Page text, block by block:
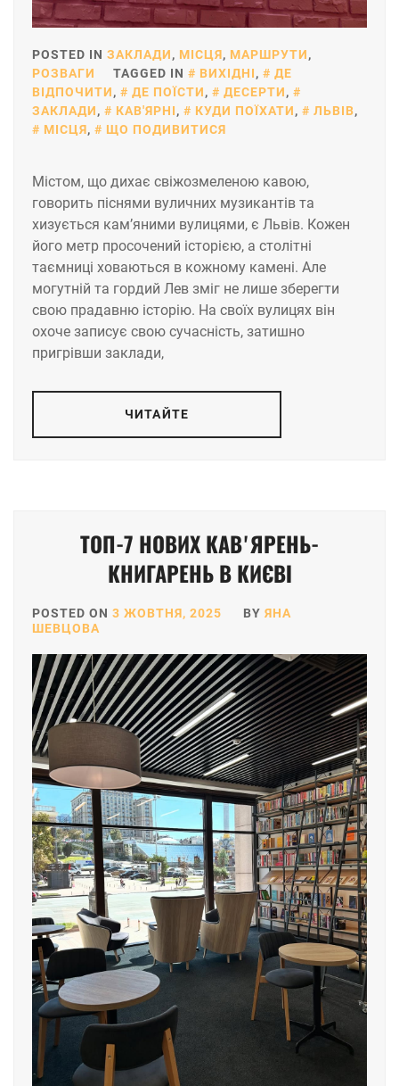
POSTED IN ЗАКЛАДИ, МІСЦЯ, МАРШРУТИ,
РОЗВАГИ
TAGGED IN ВИХІДНІ,
ДЕ
ВІДПОЧИТИ, ДЕ ПОЇСТИ, ДЕСЕРТИ,
ЗАКЛАДИ, КАВ'ЯРНІ, КУДИ ПОЇХАТИ, ЛЬВІВ,
МІСЦЯ, ЩО ПОДИВИТИСЯ
Містом, що дихає свіжозмеленою кавою,
говорить піснями вуличних музикантів та
хизується кам’яними вулицями, є Львів. Кожен
його метр просочений історією, а столітні
таємниці ховаються в кожному камені. Але
могутній та гордий Лев зміг не лише зберегти
свою прадавню історію. На своїх вулицях він
охоче записує свою сучасність, затишно
пригрівши заклади,
ЧИТАЙТЕ
ТОП-7 НОВИХ КАВʼЯРЕНЬ-
КНИГАРЕНЬ В КИЄВІ
POSTED ON 3 ЖОВТНЯ, 2025 BY ЯНА
ШЕВЦОВА